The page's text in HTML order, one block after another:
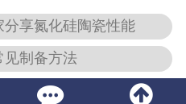
分享氮化硅陶瓷性能
见制备方法